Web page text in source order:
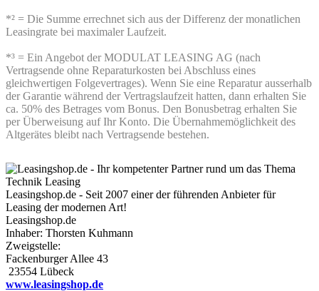
*² = Die Summe errechnet sich aus der Differenz der monatlichen
Leasingrate bei maximaler Laufzeit.
*³ = Ein Angebot der MODULAT LEASING AG (nach
Vertragsende ohne Reparaturkosten bei Abschluss eines
gleichwertigen Folgevertrages). Wenn Sie eine Reparatur ausserhalb
der Garantie während der Vertragslaufzeit hatten, dann erhalten Sie
ca. 50% des Betrages vom Bonus. Den Bonusbetrag erhalten Sie
per Überweisung auf Ihr Konto. Die Übernahmemöglichkeit des
Altgerätes bleibt nach Vertragsende bestehen.
Leasingshop.de - Seit 2007 einer der führenden Anbieter für
Leasing der modernen Art!
Leasingshop.de
Inhaber: Thorsten Kuhmann
Zweigstelle:
Fackenburger Allee 43
23554 Lübeck
www.leasingshop.de